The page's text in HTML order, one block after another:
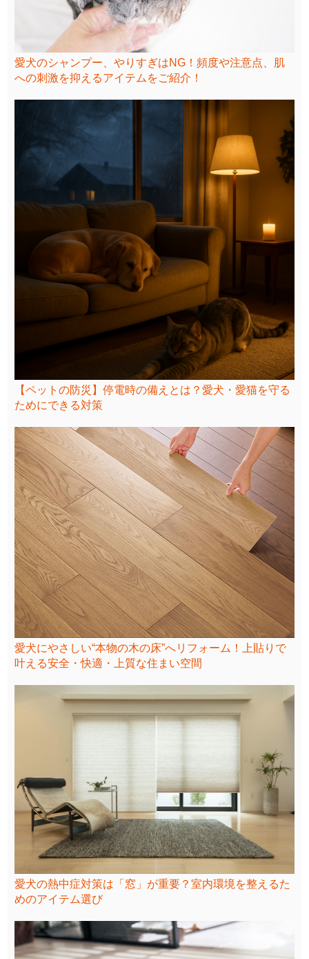
愛犬のシャンプー、やりすぎはNG！頻度や注意点、肌
への刺激を抑えるアイテムをご紹介！
【ペットの防災】停電時の備えとは？愛犬・愛猫を守る
ためにできる対策
愛犬にやさしい“本物の木の床”へリフォーム！上貼りで
叶える安全・快適・上質な住まい空間
愛犬の熱中症対策は「窓」が重要？室内環境を整えるた
めのアイテム選び